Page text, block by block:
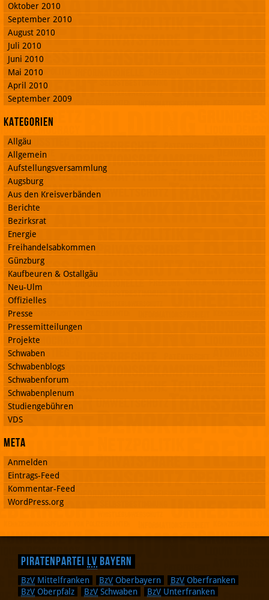
Oktober 2010
September 2010
August 2010
Juli 2010
Juni 2010
Mai 2010
April 2010
September 2009
Kategorien
Allgäu
Allgemein
Aufstellungsversammlung
Augsburg
Aus den Kreisverbänden
Berichte
Bezirksrat
Energie
Freihandelsabkommen
Günzburg
Kaufbeuren & Ostallgäu
Neu-Ulm
Offizielles
Presse
Pressemitteilungen
Projekte
Schwaben
Schwabenblogs
Schwabenforum
Schwabenplenum
Studiengebühren
VDS
Meta
Anmelden
Eintrags-Feed
Kommentar-Feed
WordPress.org
Piratenpartei LV Bayern
BzV Mittelfranken BzV Oberbayern BzV Oberfranken
BzV Oberpfalz BzV Schwaben BzV Unterfranken